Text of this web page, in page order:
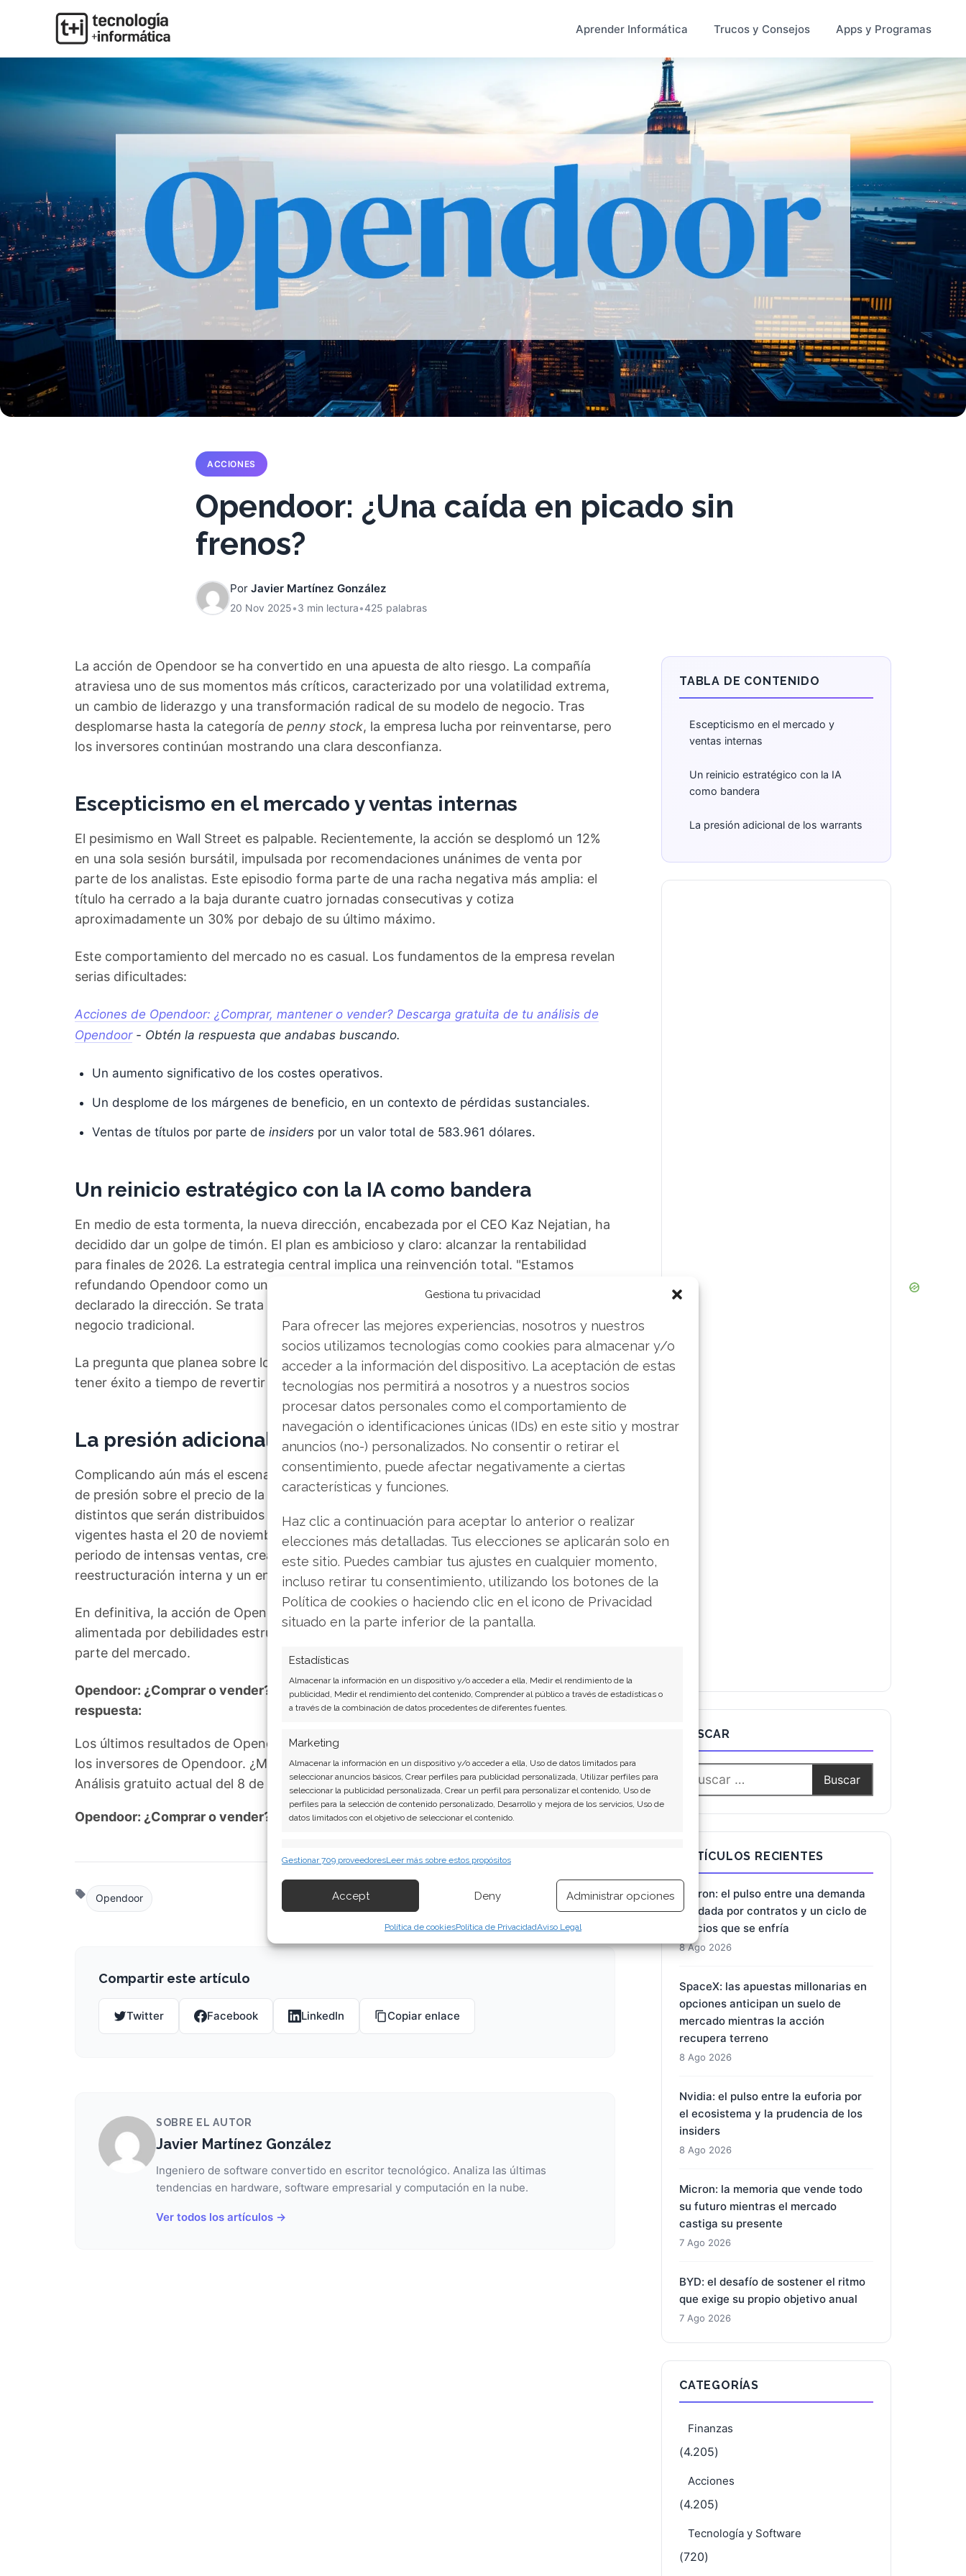
Gestiona tu privacidad
Para ofrecer las mejores experiencias, nosotros y nuestros
socios utilizamos tecnologías como cookies para almacenar y/o
acceder a la información del dispositivo. La aceptación de estas
tecnologías nos permitirá a nosotros y a nuestros socios
procesar datos personales como el comportamiento de
navegación o identificaciones únicas (IDs) en este sitio y mostrar
anuncios (no-) personalizados. No consentir o retirar el
consentimiento, puede afectar negativamente a ciertas
características y funciones.
Haz clic a continuación para aceptar lo anterior o realizar
elecciones más detalladas. Tus elecciones se aplicarán solo en
este sitio. Puedes cambiar tus ajustes en cualquier momento,
incluso retirar tu consentimiento, utilizando los botones de la
Política de cookies o haciendo clic en el icono de Privacidad
situado en la parte inferior de la pantalla.
Estadísticas
Almacenar la información en un dispositivo y/o acceder a ella, Medir el rendimiento de la
publicidad, Medir el rendimiento del contenido, Comprender al público a través de estadísticas o
a través de la combinación de datos procedentes de diferentes fuentes.
Marketing
Almacenar la información en un dispositivo y/o acceder a ella, Uso de datos limitados para
seleccionar anuncios básicos, Crear perfiles para publicidad personalizada, Utilizar perfiles para
seleccionar la publicidad personalizada, Crear un perfil para personalizar el contenido, Uso de
perfiles para la selección de contenido personalizado, Desarrollo y mejora de los servicios, Uso de
datos limitados con el objetivo de seleccionar el contenido.
información transmitida de forma automática.
Garantizar la seguridad, evitar y detectar fraudes, y eliminar
fallos, Ofrecer y presentar publicidad y contenido, Guardar y
Siempre activo
Gestionar 709 proveedoresLeer más sobre estos propósitos
Accept Deny Administrar opciones
Política de cookiesPolítica de PrivacidadAviso Legal
Aprender Informática Trucos y Consejos Apps y Programas
ACCIONES
Opendoor: ¿Una caída en picado sin
frenos?
Por Javier Martínez González
20 Nov 2025•3 min lectura•425 palabras
La acción de Opendoor se ha convertido en una apuesta de alto riesgo. La compañía
atraviesa uno de sus momentos más críticos, caracterizado por una volatilidad extrema,
un cambio de liderazgo y una transformación radical de su modelo de negocio. Tras
desplomarse hasta la categoría de penny stock, la empresa lucha por reinventarse, pero
los inversores continúan mostrando una clara desconfianza.
Escepticismo en el mercado y ventas internas
El pesimismo en Wall Street es palpable. Recientemente, la acción se desplomó un 12%
en una sola sesión bursátil, impulsada por recomendaciones unánimes de venta por
parte de los analistas. Este episodio forma parte de una racha negativa más amplia: el
título ha cerrado a la baja durante cuatro jornadas consecutivas y cotiza
aproximadamente un 30% por debajo de su último máximo.
Este comportamiento del mercado no es casual. Los fundamentos de la empresa revelan
serias dificultades:
Acciones de Opendoor: ¿Comprar, mantener o vender? Descarga gratuita de tu análisis de
Opendoor- Obtén la respuesta que andabas buscando.
Un aumento significativo de los costes operativos.
Un desplome de los márgenes de beneficio, en un contexto de pérdidas sustanciales.
Ventas de títulos por parte de insiders por un valor total de 583.961 dólares.
Un reinicio estratégico con la IA como bandera
En medio de esta tormenta, la nueva dirección, encabezada por el CEO Kaz Nejatian, ha
decidido dar un golpe de timón. El plan es ambicioso y claro: alcanzar la rentabilidad
para finales de 2026. La estrategia central implica una reinvención total. "Estamos
refundando Opendoor como una empresa de software e inteligencia artificial", ha
declarado la dirección. Se trata de un giro de 180 grados que deja atrás el modelo de
negocio tradicional.
La pregunta que planea sobre los inversores es si esta transición fundamental podrá
tener éxito a tiempo de revertir la situación.
La presión adicional de los warrants
Complicando aún más el escenario, una emisión de warrants añade una capa adicional
de presión sobre el precio de la acción. Se trata de tres series con precios de ejercicio
distintos que serán distribuidos a los accionistas el 21 de noviembre, manteniéndose
vigentes hasta el 20 de noviembre de 2026. Esta medida de financiación coincide con un
periodo de intensas ventas, creando una mezcla tóxica entre los desafíos de una
reestructuración interna y un entorno de mercado hostil.
En definitiva, la acción de Opendoor se mantiene en una tendencia bajista bien definida,
alimentada por debilidades estructurales en su negocio y una profunda desconfianza por
parte del mercado.
Opendoor: ¿Comprar o vender? El nuevo Análisis de Opendoor del 8 de agosto tiene la
respuesta:
Los últimos resultados de Opendoor son contundentes: Acción inmediata requerida para
los inversores de Opendoor. ¿Merece la pena invertir o es momento de vender? En el
Análisis gratuito actual del 8 de agosto descubrirá exactamente qué hacer.
Opendoor: ¿Comprar o vender? ¡Lee más aquí!
Opendoor
Compartir este artículo
Twitter Facebook LinkedIn Copiar enlace
SOBRE EL AUTOR
Javier Martínez González
Ingeniero de software convertido en escritor tecnológico. Analiza las últimas
tendencias en hardware, software empresarial y computación en la nube.
Ver todos los artículos →
TABLA DE CONTENIDO
Escepticismo en el mercado y
ventas internas
Un reinicio estratégico con la IA
como bandera
La presión adicional de los warrants
BUSCAR
ARTÍCULOS RECIENTES
Micron: el pulso entre una demanda
blindada por contratos y un ciclo de
precios que se enfría
8 Ago 2026
SpaceX: las apuestas millonarias en
opciones anticipan un suelo de
mercado mientras la acción
recupera terreno
8 Ago 2026
Nvidia: el pulso entre la euforia por
el ecosistema y la prudencia de los
insiders
8 Ago 2026
Micron: la memoria que vende todo
su futuro mientras el mercado
castiga su presente
7 Ago 2026
BYD: el desafío de sostener el ritmo
que exige su propio objetivo anual
7 Ago 2026
CATEGORÍAS
Finanzas
(4.205)
Acciones
(4.205)
Tecnología y Software
(720)